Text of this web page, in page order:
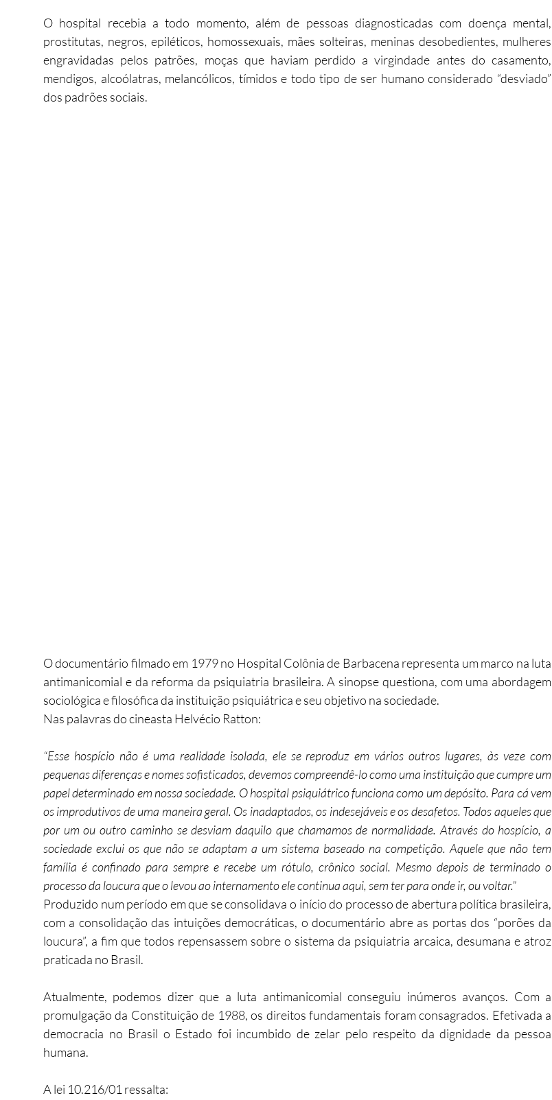
O hospital recebia a todo momento, além de pessoas diagnosticadas com doença mental,
prostitutas, negros, epiléticos, homossexuais, mães solteiras, meninas desobedientes, mulheres
engravidadas pelos patrões, moças que haviam perdido a virgindade antes do casamento,
mendigos, alcoólatras, melancólicos, tímidos e todo tipo de ser humano considerado “desviado”
dos padrões sociais.
O documentário filmado em 1979 no Hospital Colônia de Barbacena representa um marco na luta
antimanicomial e da reforma da psiquiatria brasileira. A sinopse questiona, com uma abordagem
sociológica e filosófica da instituição psiquiátrica e seu objetivo na sociedade.
Nas palavras do cineasta Helvécio Ratton:
“Esse hospício não é uma realidade isolada, ele se reproduz em vários outros lugares, às veze com
pequenas diferenças e nomes sofisticados, devemos compreendê-lo como uma instituição que cumpre um
papel determinado em nossa sociedade. O hospital psiquiátrico funciona como um depósito. Para cá vem
os improdutivos de uma maneira geral. Os inadaptados, os indesejáveis e os desafetos. Todos aqueles que
por um ou outro caminho se desviam daquilo que chamamos de normalidade. Através do hospício, a
sociedade exclui os que não se adaptam a um sistema baseado na competição. Aquele que não tem
família é confinado para sempre e recebe um rótulo, crônico social. Mesmo depois de terminado o
processo da loucura que o levou ao internamento ele continua aqui, sem ter para onde ir, ou voltar.”
Produzido num período em que se consolidava o início do processo de abertura política brasileira,
com a consolidação das intuições democráticas, o documentário abre as portas dos “porões da
loucura”, a fim que todos repensassem sobre o sistema da psiquiatria arcaica, desumana e atroz
praticada no Brasil.
Atualmente, podemos dizer que a luta antimanicomial conseguiu inúmeros avanços. Com a
promulgação da Constituição de 1988, os direitos fundamentais foram consagrados. Efetivada a
democracia no Brasil o Estado foi incumbido de zelar pelo respeito da dignidade da pessoa
humana.
A lei 10.216/01 ressalta: